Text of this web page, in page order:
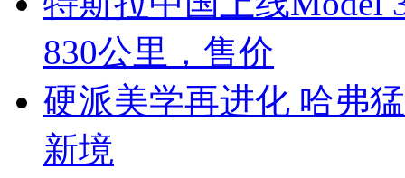
830公里，售价
硬派美学再进化 哈弗
新境